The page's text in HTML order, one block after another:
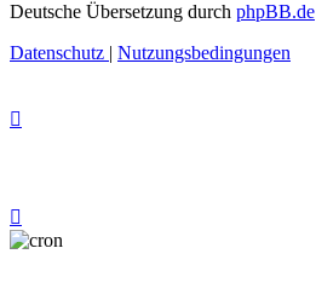
Deutsche Übersetzung durch phpBB.de
Datenschutz | Nutzungsbedingungen